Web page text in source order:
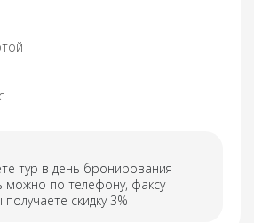
тур в день бронирования
можно по телефону, факсу
скидку 3%